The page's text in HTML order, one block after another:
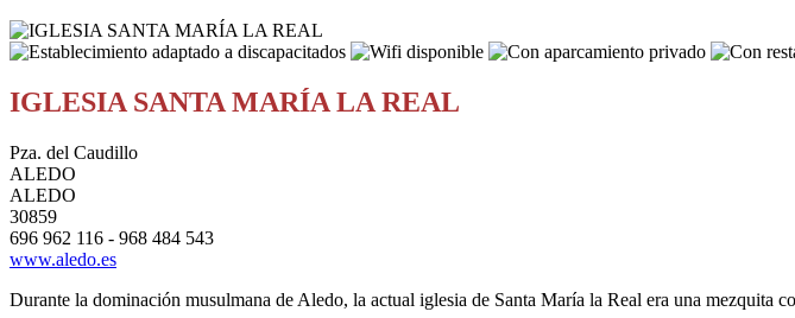
IGLESIA SANTA MARÍA LA REAL
Pza. del Caudillo
ALEDO
ALEDO
30859
696 962 116 - 968 484 543
www.aledo.es
Durante la dominación musulmana de Aledo, la actual iglesia de Santa María la Real era una mezquita